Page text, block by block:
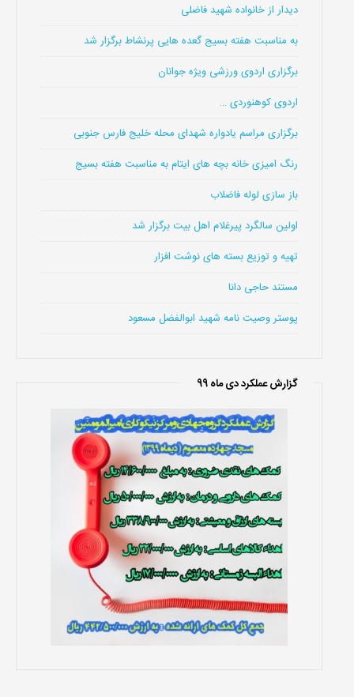
دیدار از خانواده شهید فاضلی
به مناسبت هفته بسیج گعده هایی پرنشاط برگزار شد
برگزاری اردوی ورزشی ویژه جوانان
اردوی کوهنوردی …
برگزاری مراسم یادواره شهدای محله خلیج فارس جنوبی
رنگ امیزی خانه بچه های ایتام به مناسبت هفته بسیج
باز سازی لوله فاضلاب
اولین سالگرد پیرغلام اهل بیت برگزار شد
تهیه و توزیع بسته های نوشت افزار
مستند حاجی دانا
پوستر وصیت نامه شهید ابوالفضل مسعود
گزارش عملکرد دی ماه 99